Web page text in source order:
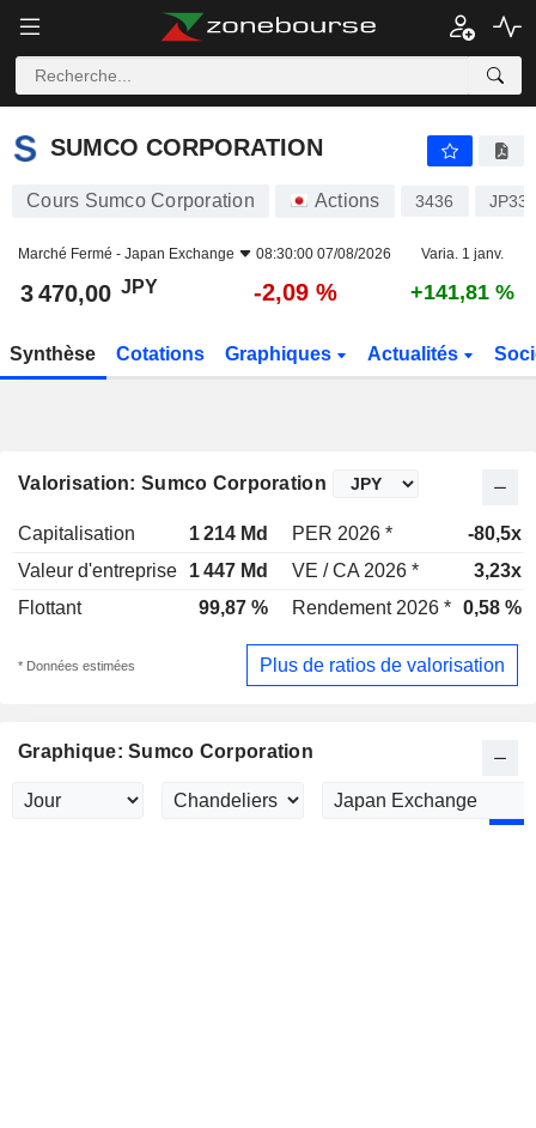
SUMCO CORPORATION
SUMCO CORPORATION
Cours Sumco Corporation Actions 3436
Marché Fermé - Japan Exchange 08:30:00 07/08/2026 Varia. 1 janv.
3 470,00 JPY -2,09 % +141,81 %
Synthèse Cotations Graphiques Actualités
Valorisation: Sumco Corporation
Capitalisation 1 214 Md PER 2026 *
-80,5x
Valeur d'entreprise
1 447 Md VE / CA 2026 *
3,23x
Flottant
99,87 % Rendement 2026 * 0,58 %
* Données estimées Plus de ratios de valorisation
Graphique: Sumco Corporation